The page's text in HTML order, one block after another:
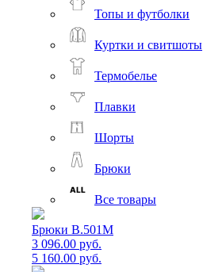
Топы и футболки
Куртки и свитшоты
Термобелье
Плавки
Шорты
Брюки
Все товары
Брюки B.501M
3 096.00 руб.
5 160.00 руб.